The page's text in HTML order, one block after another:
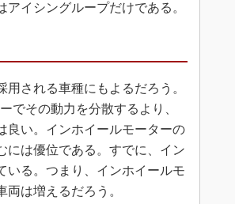
イシングループだけである。
される車種にもよるだろう。
でその動力を分散するより、
良い。インホイールモーターの
には優位である。すでに、イン
いる。つまり、インホイールモ
は増えるだろう。